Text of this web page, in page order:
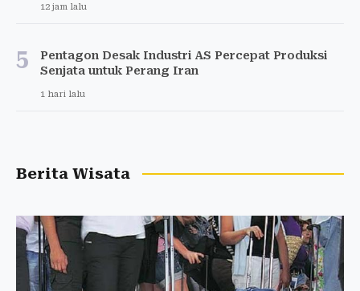
12 jam lalu
5
Pentagon Desak Industri AS Percepat Produksi
Senjata untuk Perang Iran
1 hari lalu
Berita Wisata